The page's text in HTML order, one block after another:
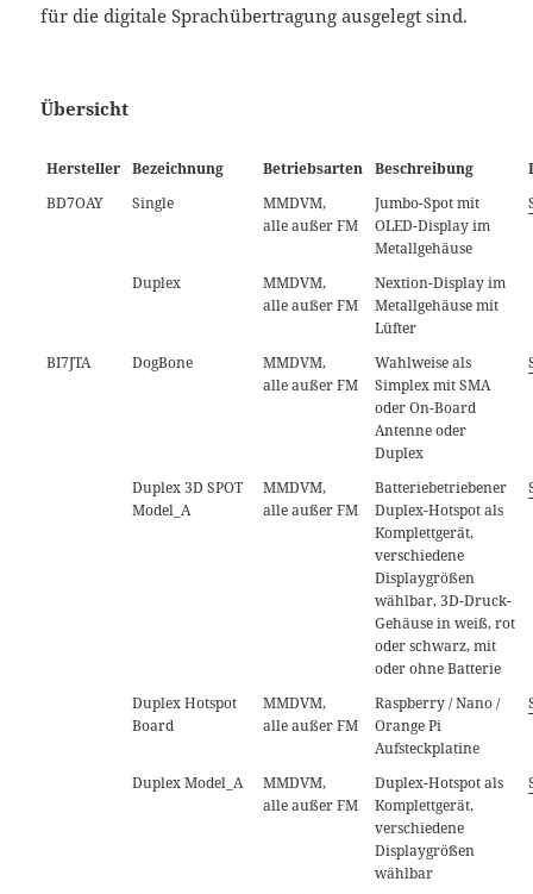
für die digitale Sprachübertragung ausgelegt sind.
Übersicht
Hersteller Bezeichnung Betriebsarten Beschreibung
BD7OAY
Single
MMDVM,
alle außer FM
Jumbo-Spot mit
OLED-Display im
Metallgehäuse
Duplex
MMDVM,
alle außer FM
Nextion-Display im
Metallgehäuse mit
Lüfter
BI7JTA
DogBone
MMDVM,
alle außer FM
Wahlweise als
Simplex mit SMA
oder On-Board
Antenne oder
Duplex
Duplex 3D SPOT
Model_A
MMDVM,
alle außer FM
Batteriebetriebener
Duplex-Hotspot als
Komplettgerät,
verschiedene
Displaygrößen
wählbar, 3D-Druck-
Gehäuse in weiß, rot
oder schwarz, mit
oder ohne Batterie
Duplex Hotspot
Board
MMDVM,
alle außer FM
Raspberry / Nano /
Orange Pi
Aufsteckplatine
Duplex Model_A
MMDVM,
alle außer FM
Duplex-Hotspot als
Komplettgerät,
verschiedene
Displaygrößen
wählbar